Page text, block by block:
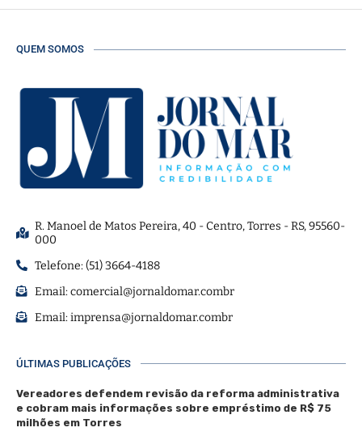
QUEM SOMOS
R. Manoel de Matos Pereira, 40 - Centro, Torres - RS, 95560-
000
Telefone: (51) 3664-4188
Email:comercial@jornaldomar.combr
Email:imprensa@jornaldomar.combr
ÚLTIMAS PUBLICAÇÕES
Vereadores defendem revisão da reforma administrativa
e cobram mais informações sobre empréstimo de R$ 75
milhões em Torres